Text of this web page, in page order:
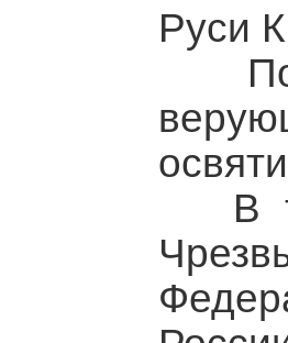
Руси
По
В